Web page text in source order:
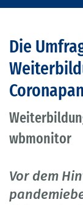
Die
wbmonitor
Vor dem